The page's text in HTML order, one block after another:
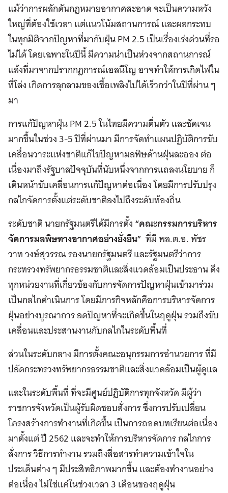
แม้ว่าการผลักดันกฎหมายอากาศสะอาด จะเป็นความหวัง
ใหญ่ที่ต้องใช้เวลา แต่แนวโน้มสถานการณ์ และผลกระทบ
ในทุกมิติจากปัญหาที่มากับฝุ่น PM 2.5 เป็นเรื่องเร่งด่วนที่รอ
ไม่ได้ โดยเฉพาะในปีนี้ มีความน่าเป็นห่วงจากสถานการณ์
แล้งที่มาจากปรากกฎการณ์เอลนีโญ อาจทำให้การเกิดไฟใน
ที่โล่ง เกิดการลุกลามของเชื้อเพลิงไปได้เร็วกว่าในปีที่ผ่าน ๆ
มา
การแก้ปัญหาฝุ่น PM 2.5 ในไทยมีความตื่นตัว และชัดเจน
มากขึ้นในช่วง 3-5 ปีที่ผ่านมา มีการจัดทำแผนปฏิบัติการขับ
เคลื่อนวาระแห่งชาติแก้ไขปัญหามลพิษด้านฝุ่นละออง ต่อ
เนื่องมาถึงรัฐบาลปัจจุบันที่นับหนึ่งจากการแถลงนโยบาย ก็
เดินหน้าขับเคลื่อนการแก้ปัญหาต่อเนื่อง โดยมีการปรับปรุง
กลไกจัดการตั้งแต่ระดับชาติลงไปถึงระดับท้องถิ่น
ระดับชาติ นายกรัฐมนตรีได้มีการตั้ง“คณะกรรมการบริหาร
จัดการมลพิษทางอากาศอย่างยั่งยืน” ที่มี พล.ต.อ. พัชร
วาท วงษ์สุวรรณ รองนายกรัฐมนตรี และรัฐมนตรีว่าการ
กระทรวงทรัพยากรธรรมชาติและสิ่งแวดล้อมเป็นประธาน ดึง
ทุกหน่วยงานที่เกี่ยวข้องกับการจัดการปัญหาฝุ่นเข้ามาร่วม
เป็นกลไกดำเนินการ โดยมีภารกิจหลักคือการบริหารจัดการ
ฝุ่นอย่างบูรณาการ ลดปัญหาที่จะเกิดขึ้นในฤดูฝุ่น รวมถึงขับ
เคลื่อนและประสานงานกับกลไกในระดับพื้นที่
ส่วนในระดับกลาง มีการตั้งคณะอนุกรรมการอำนวยการ ที่มี
ปลัดกระทรวงทรัพยากรธรรมชาติและสิ่งแวดล้อมเป็นผู้ดูแล
และในระดับพื้นที่ ที่จะมีศูนย์ปฏิบัติการทุกจังหวัด มีผู้ว่า
ราชการจังหวัดเป็นผู้รับผิดชอบสั่งการ ซึ่งการปรับเปลี่ยน
โครงสร้างการทำงานที่เกิดขึ้น เป็นการถอดบทเรียนต่อเนื่อง
มาตั้งแต่ ปี 2562 และจะทำให้การบริหารจัดการ กลไกการ
สั่งการ วิธีการทำงาน รวมถึงสื่อสารทำความเข้าใจใน
ประเด็นต่าง ๆ มีประสิทธิภาพมากขึ้น และต้องทำงานอย่าง
ต่อเนื่อง ไม่ใช่แค่ในช่วงเวลา 3 เดือนของฤดูฝุ่น